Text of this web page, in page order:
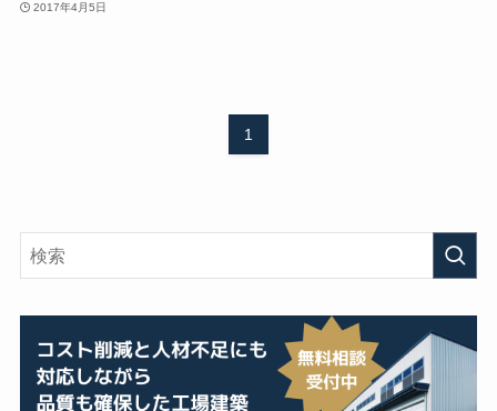
2017年4月5日
1